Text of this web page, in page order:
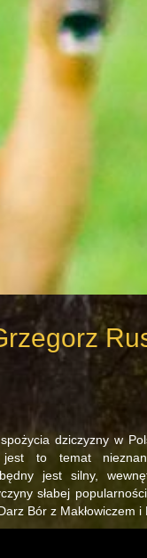
dziczyzny w
jest to temat
jest silny,
słabej
Bór z Makłowiczem i